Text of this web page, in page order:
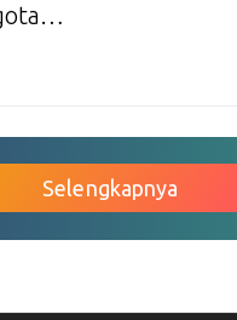
Selengkapnya